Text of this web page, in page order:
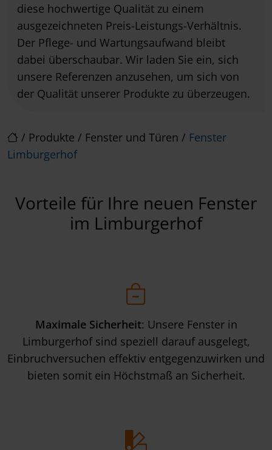
/ Produkte / Fenster und Türen / Fenster
Limburgerhof
diese hochwertige Qualität zu einem
ausgezeichneten Preis-Leistungs-Verhältnis.
Der Pflege- und Wartungsaufwand bleibt
dabei überschaubar. Wir laden Sie ein, sich
unsere Referenzen anzusehen, um sich von
der Qualität unserer Produkte zu überzeugen.
Vorteile für Ihre neuen Fenster
im Limburgerhof
Maximale Sicherheit: Unsere Fenster in
Limburgerhof sind speziell darauf ausgelegt,
Einbruchversuchen effektiv entgegenzuwirken und
bieten somit ein Höchstmaß an Sicherheit.